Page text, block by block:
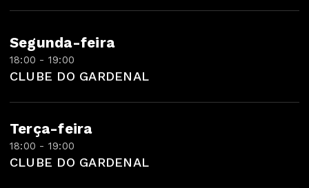
Segunda-feira
18:00 - 19:00
CLUBE DO GARDENAL
Terça-feira
18:00 - 19:00
CLUBE DO GARDENAL